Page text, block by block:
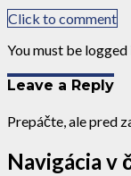
Click to comment
You must be
Leave a Reply
Prepáčte, ale pred
Navigácia v